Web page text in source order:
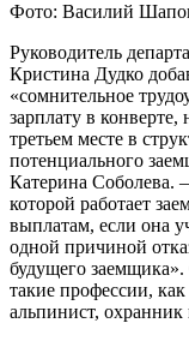
Фото: Василий
Руководитель
Кристина Дудко
«сомнительное
зарплату в
третьем месте в
потенциального
Катерина Соболева.
которой работает
выплатам, если она
одной причиной
будущего
такие профессии,
альпинист,